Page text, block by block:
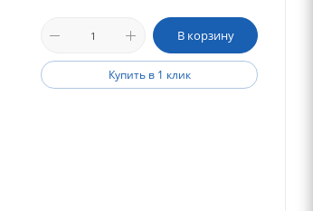
В корзину
Купить в 1 клик